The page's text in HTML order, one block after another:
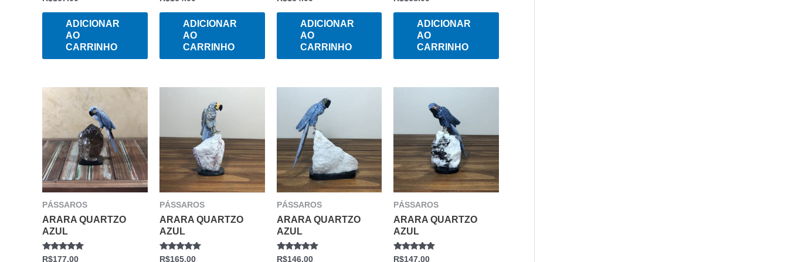
DE
ADICIONAR
AO
CARRINHO
DE
ADICIONAR
AO
CARRINHO
DE
ADICIONAR
AO
CARRINHO
DE
ADICIONAR
AO
CARRINHO
PÁSSAROS
ARARA QUARTZO
AZUL
AVALIAÇÃO
R$177.00
PÁSSAROS
ARARA QUARTZO
AZUL
AVALIAÇÃO
R$165.00
PÁSSAROS
ARARA QUARTZO
AZUL
AVALIAÇÃO
R$146.00
PÁSSAROS
ARARA QUARTZO
AZUL
AVALIAÇÃO
R$147.00